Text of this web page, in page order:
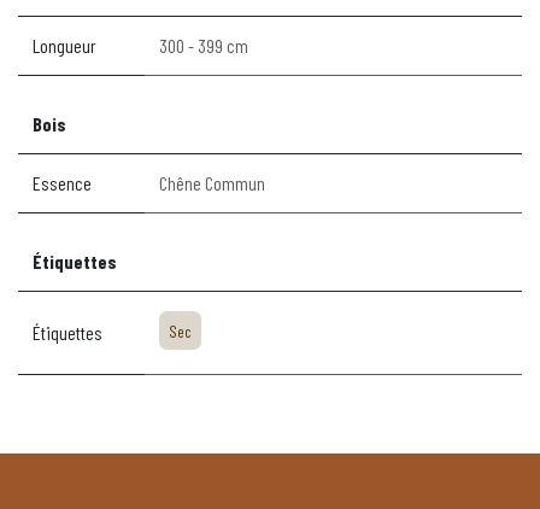
Longueur 300 - 399 cm
Bois
Essence Chêne Commun
Étiquettes
Étiquettes Sec